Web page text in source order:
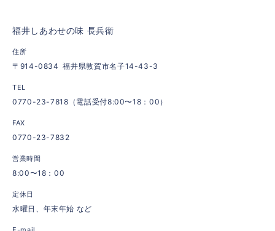
福井しあわせの味 長兵衛
住所
〒914-0834 福井県敦賀市名子14-43-3
TEL
0770-23-7818（電話受付8:00〜18：00）
FAX
0770-23-7832
営業時間
8:00〜18：00
定休日
水曜日、年末年始 など